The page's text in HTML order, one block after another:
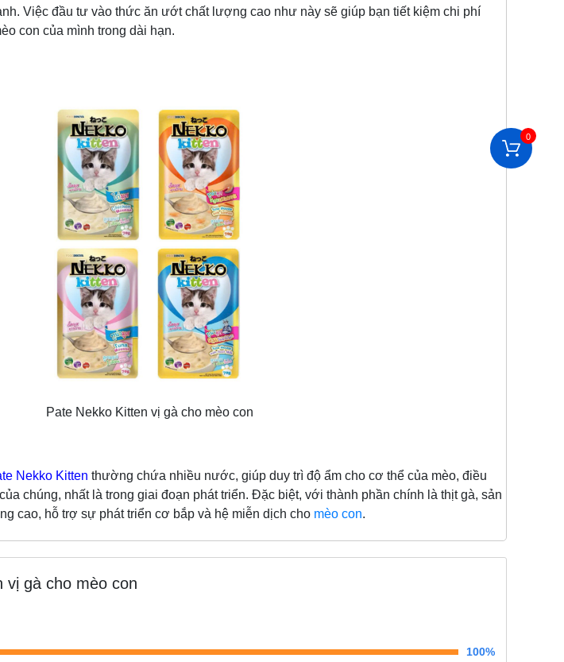
Việc đầu tư vào thức ăn ướt chất lượng cao như này sẽ giúp bạn tiết kiệm chi phí
con của mình trong dài hạn.
Pate Nekko Kitten vị gà cho mèo con
Nekko Kitten thường chứa nhiều nước, giúp duy trì độ ẩm cho cơ thể của mèo, điều
chúng, nhất là trong giai đoạn phát triển. Đặc biệt, với thành phần chính là thịt gà, sản
cao, hỗ trợ sự phát triển cơ bắp và hệ miễn dịch cho mèo con.
vị gà cho mèo con
100%
0